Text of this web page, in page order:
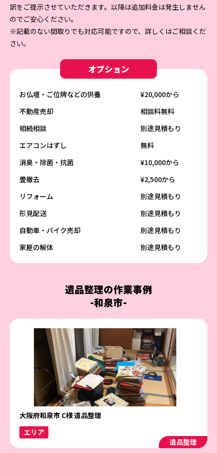
訳をご提示させていただきます。以降は追加料金は発生しません
のでご安心ください。
※記載のない間取りでも対応可能ですので、詳しくはご相談くだ
さい。
オプション
お仏壇・ご位牌などの供養
¥20,000から
不動産売却
相談料無料
相続相談
別途見積もり
エアコンはずし
無料
消臭・除菌・抗菌
¥10,000から
畳撤去
¥2,500から
リフォーム
別途見積もり
形見配送
別途見積もり
自動車・バイク売却
別途見積もり
家屋の解体
別途見積もり
遺品整理の作業事例
-和泉市-
大阪府和泉市 C様 遺品整理
エリア
遺品整理
遺品整理